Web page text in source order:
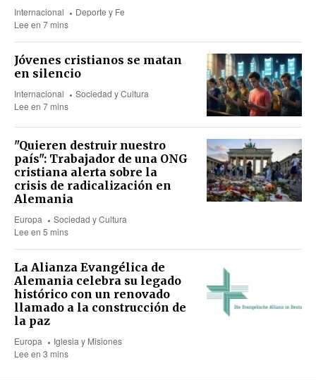
Internacional
Deporte y Fe
Lee en 7 mins
Jóvenes cristianos se matan
en silencio
Internacional
Sociedad y Cultura
Lee en 7 mins
"Quieren destruir nuestro
país": Trabajador de una ONG
cristiana alerta sobre la
crisis de radicalización en
Alemania
Europa
Sociedad y Cultura
Lee en 5 mins
La Alianza Evangélica de
Alemania celebra su legado
histórico con un renovado
llamado a la construcción de
la paz
Europa
Iglesia y Misiones
Lee en 3 mins